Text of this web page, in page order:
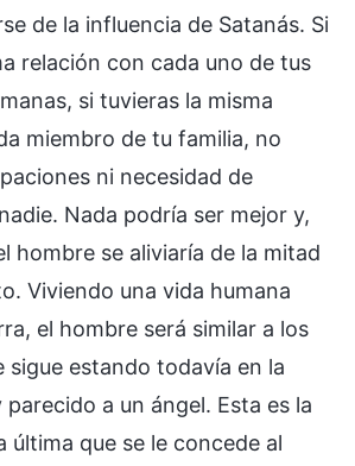
de la influencia de Satanás. Si
relación con cada uno de tus
si tuvieras la misma
miembro de tu familia, no
ni necesidad de
Nada podría ser mejor y,
hombre se aliviaría de la mitad
Viviendo una vida humana
el hombre será similar a los
sigue estando todavía en la
a un ángel. Esta es la
última que se le concede al